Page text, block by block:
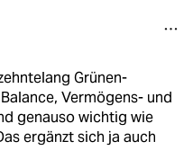
Grünen-
Vermögens- und
genauso wichtig wie
ergänzt sich ja auch